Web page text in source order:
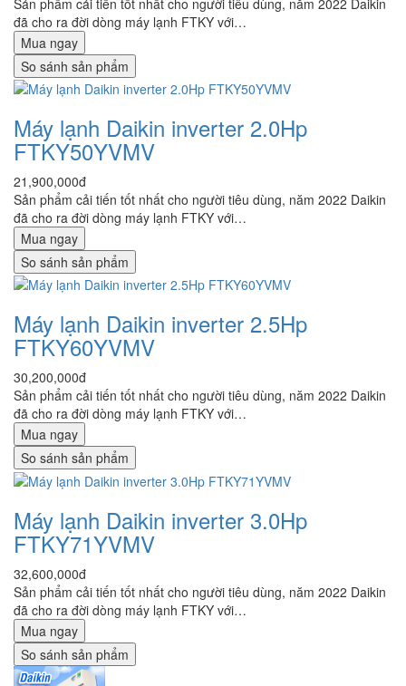
đã cho ra đời dòng máy lạnh FTKY với…
Mua ngay
So sánh sản phẩm
Máy lạnh Daikin inverter 2.0Hp
FTKY50YVMV
21,900,000đ
Sản phẩm cải tiến tốt nhất cho người tiêu dùng, năm 2022 Daikin
đã cho ra đời dòng máy lạnh FTKY với…
Mua ngay
So sánh sản phẩm
Máy lạnh Daikin inverter 2.5Hp
FTKY60YVMV
30,200,000đ
Sản phẩm cải tiến tốt nhất cho người tiêu dùng, năm 2022 Daikin
đã cho ra đời dòng máy lạnh FTKY với…
Mua ngay
So sánh sản phẩm
Máy lạnh Daikin inverter 3.0Hp
FTKY71YVMV
32,600,000đ
Sản phẩm cải tiến tốt nhất cho người tiêu dùng, năm 2022 Daikin
đã cho ra đời dòng máy lạnh FTKY với…
Mua ngay
So sánh sản phẩm